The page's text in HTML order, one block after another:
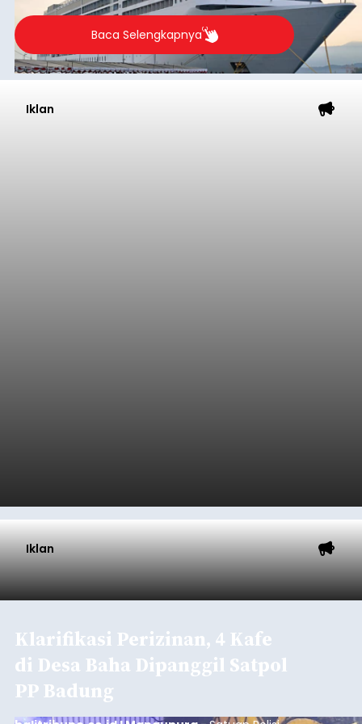
Baca Selengkapnya
Iklan
Iklan
Klarifikasi Perizinan, 4 Kafe
di Desa Baha Dipanggil Satpol
PP Badung